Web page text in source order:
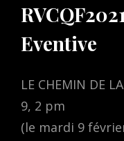
Eventive
LE CHEMIN DE
9, 2 pm
(le mardi 9